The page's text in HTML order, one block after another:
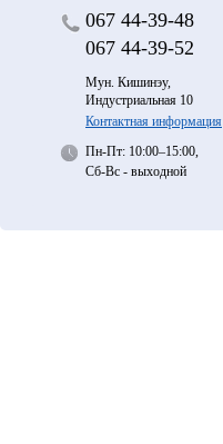
067 44-39-48
067 44-39-52
Мун. Кишинэу,
Индустриальная 10
Контактная информация
Пн-Пт: 10:00–15:00,
Сб-Вс - выходной